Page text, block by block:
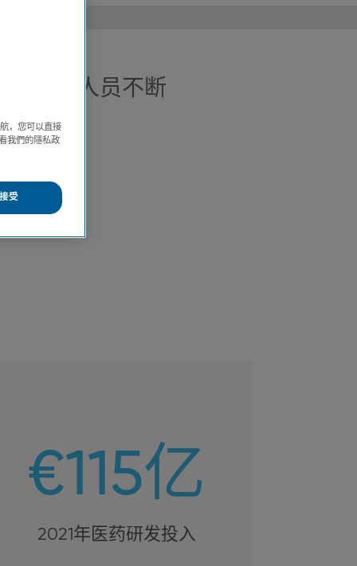
健专业人员不断
案。
€115亿
2021年医药研发投入
，您可以直接
我們的隱私政
接受